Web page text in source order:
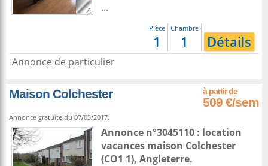
4
...
Pièce
1
Chambre
1 Détails
Annonce de particulier
Maison Colchester
509 €/sem
Annonce gratuite du 07/03/2017.
Annonce n°3045110 : location
vacances maison Colchester
(CO1 1), Angleterre.